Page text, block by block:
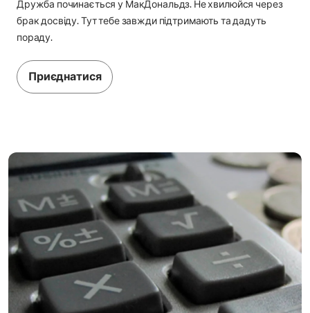
Дружба починається у МакДональдз. Не хвилюйся через
брак досвіду. Тут тебе завжди підтримають та дадуть
пораду.
Приєднатися